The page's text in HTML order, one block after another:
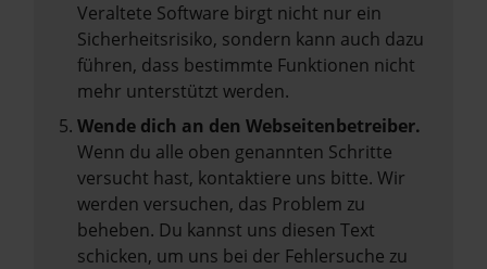
Veraltete Software birgt nicht nur ein
Sicherheitsrisiko, sondern kann auch dazu
führen, dass bestimmte Funktionen nicht
mehr unterstützt werden.
Wende dich an den Webseitenbetreiber.
Wenn du alle oben genannten Schritte
versucht hast, kontaktiere uns bitte. Wir
werden versuchen, das Problem zu
beheben. Du kannst uns diesen Text
schicken, um uns bei der Fehlersuche zu